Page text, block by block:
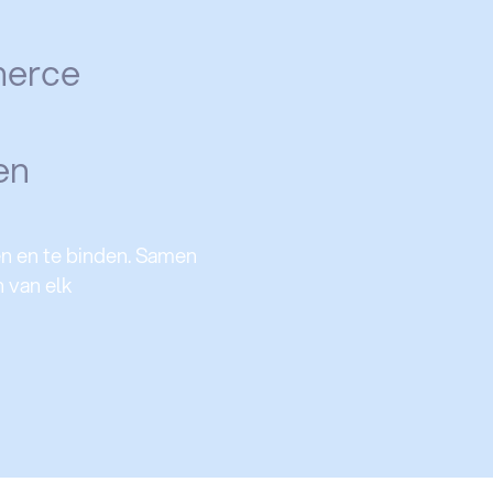
en te binden. Samen
van elk
pieken. Wij
klantbehoud en
altijd volgens de